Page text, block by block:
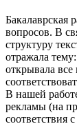
Бакалаврская
вопросов. В
структуру
отражала
открывала все
В нашей
рекламы (на
соответствия